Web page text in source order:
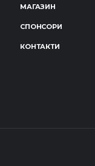
МАГАЗИН
СПОНСОРИ
КОНТАКТИ